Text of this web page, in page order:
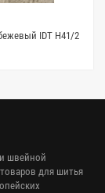
IDT H41/2
и швейной
для шитья